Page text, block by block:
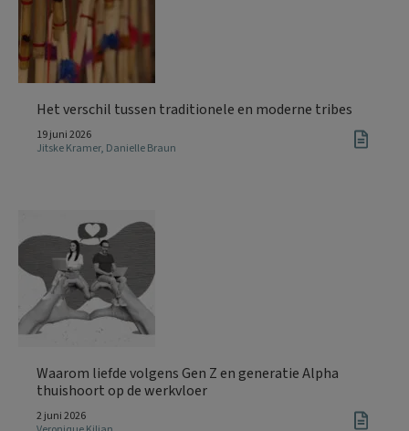
Het verschil tussen traditionele en moderne tribes
19 juni 2026
Jitske Kramer, Danielle Braun
Waarom liefde volgens Gen Z en generatie Alpha
thuishoort op de werkvloer
2 juni 2026